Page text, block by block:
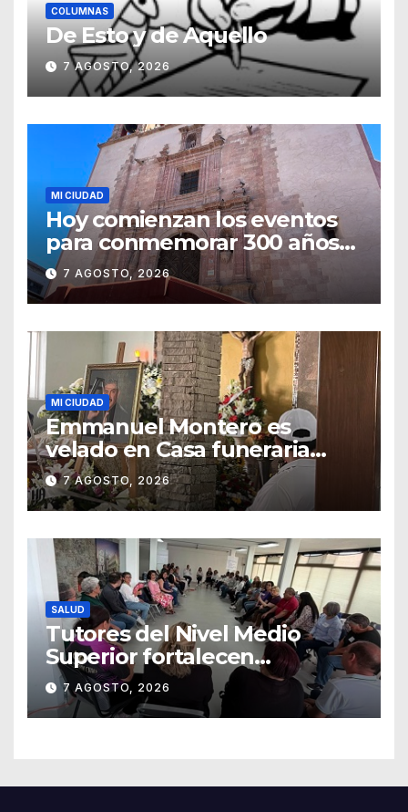
COLUMNAS
De Esto y de Aquello
7 AGOSTO, 2026
MI CIUDAD
Hoy comienzan los eventos
para conmemorar 300 años
del templo de San Roque
7 AGOSTO, 2026
MI CIUDAD
Emmanuel Montero es
velado en Casa funeraria
Forasté
7 AGOSTO, 2026
SALUD
Tutores del Nivel Medio
Superior fortalecen
estrategias para la
prevención de la violencia en
el noviazgo
7 AGOSTO, 2026